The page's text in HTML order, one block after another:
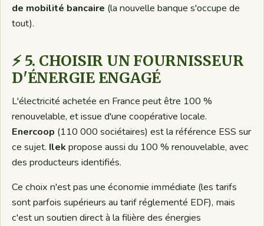
de mobilité bancaire (la nouvelle banque s'occupe de
tout).
⚡ 5. CHOISIR UN FOURNISSEUR
D'ÉNERGIE ENGAGÉ
L'électricité achetée en France peut être 100 %
renouvelable, et issue d'une coopérative locale.
Enercoop (110 000 sociétaires) est la référence ESS sur
ce sujet. Ilek propose aussi du 100 % renouvelable, avec
des producteurs identifiés.
Ce choix n'est pas une économie immédiate (les tarifs
sont parfois supérieurs au tarif réglementé EDF), mais
c'est un soutien direct à la filière des énergies